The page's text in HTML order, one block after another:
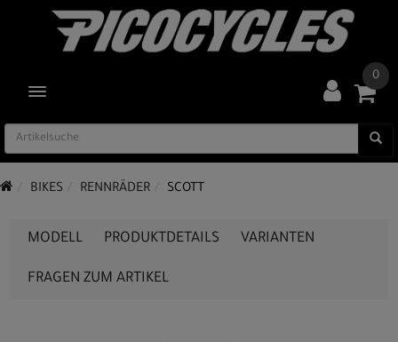
TOGGLE NAVIGATION
0
BIKES RENNRÄDER SCOTT
MODELL PRODUKTDETAILS VARIANTEN
FRAGEN ZUM ARTIKEL